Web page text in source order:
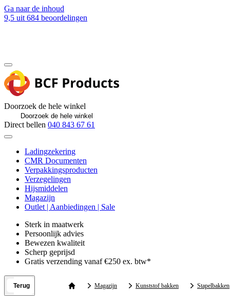
Ga naar de inhoud
9,5 uit 684 beoordelingen
Doorzoek de hele winkel
Direct bellen 040 843 67 61
Ladingzekering
CMR Documenten
Verpakkingsproducten
Verzegelingen
Hijsmiddelen
Magazijn
Outlet | Aanbiedingen | Sale
Sterk in maatwerk
Persoonlijk advies
Bewezen kwaliteit
Scherp geprijsd
Gratis verzending vanaf €250 ex. btw*
Terug Magazijn Kunststof bakken Stapelbakken